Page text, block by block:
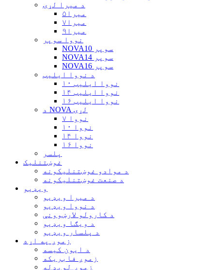
د میرا لړۍ
میرا۵
میرا۷
میرا۹
نووا سوپر
NOVA10 سوپر
NOVA14 سوپر
NOVA16 سوپر
د نووا ایلیټ
نووا ایلیټ ۱۰
نووا ایلیټ ۱۴
نووا ایلیټ ۱۶
د NOVA لړۍ
نووا ۷
نووا ۱۰
نووا ۱۴
نووا ۱۶
پلسر
غوښتنلیک
د موادو غوښتنلیکونه
د صنعت غوښتنلیکونه
ویډیو
د میرا ویډیو
د نووا ویډیو
د کارولو لارښوونې
د ویګا ویډیو
د پلسار ویډیو
زموږ په اړه
د ایون کیسه
زموږ فابریکه
زموږ لوبډله